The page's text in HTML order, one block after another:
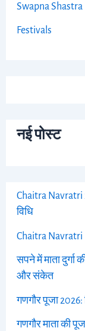
Swapna Shastra
Festivals
नई पोस्ट
Chaitra Navratri
विधि
Chaitra Navratri
सपने में माता दुर्गा
और संकेत
गणगौर पूजा 2026:
गणगौर माता की